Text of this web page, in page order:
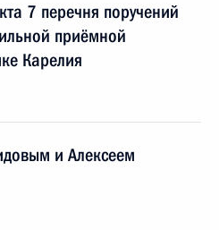
7 перечня поручений
приёмной
Карелия
и Алексеем